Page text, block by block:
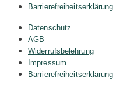
Barrierefreiheitserklärung
Datenschutz
AGB
Widerrufsbelehrung
Impressum
Barrierefreiheitserklärung